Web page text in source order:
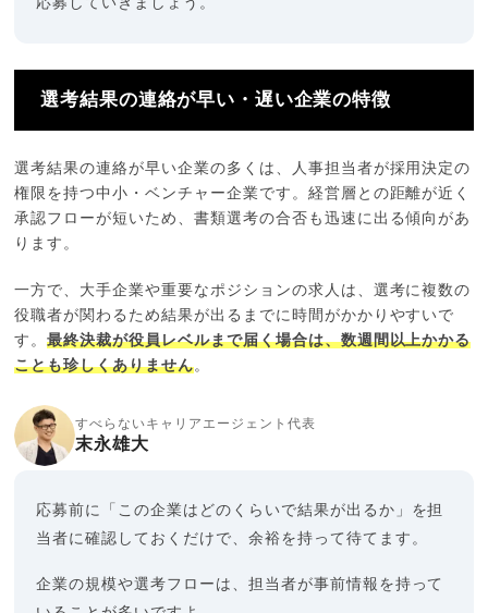
応募していきましょう。
選考結果の連絡が早い・遅い企業の特徴
選考結果の連絡が早い企業の多くは、人事担当者が採用決定の
権限を持つ中小・ベンチャー企業です。経営層との距離が近く
承認フローが短いため、書類選考の合否も迅速に出る傾向があ
ります。
一方で、大手企業や重要なポジションの求人は、選考に複数の
役職者が関わるため結果が出るまでに時間がかかりやすいで
す。最終決裁が役員レベルまで届く場合は、数週間以上かかる
ことも珍しくありません。
すべらないキャリアエージェント代表
末永雄大
応募前に「この企業はどのくらいで結果が出るか」を担
当者に確認しておくだけで、余裕を持って待てます。
企業の規模や選考フローは、担当者が事前情報を持って